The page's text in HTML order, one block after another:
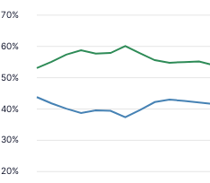
20%
30%
40%
50%
60%
70%